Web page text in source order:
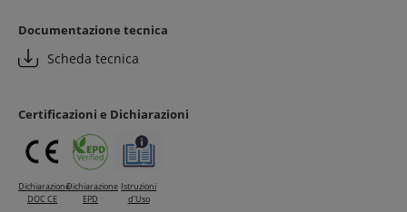
Documentazione tecnica
Scheda tecnica
Certificazioni e Dichiarazioni
Dichiarazione
DOC CE
Dichiarazione
EPD
Istruzioni
d'Uso